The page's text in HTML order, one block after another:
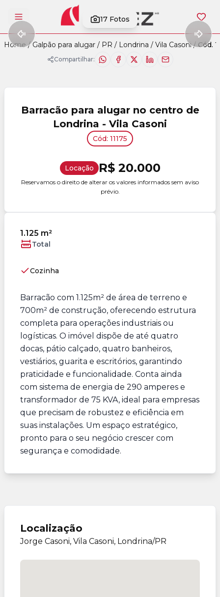
Abrir menu 17 Fotos
Home / Galpão para alugar / PR / Londrina / Vila Casoni / Cód.
Compartilhar:
Barracão para alugar no centro de
Londrina - Vila Casoni
Cód: 11175
Locação R$ 20.000
Reservamos o direito de alterar os valores informados sem aviso
prévio.
1.125 m²
Total
Cozinha
Barracão com 1.125m² de área de terreno e
700m² de construção, oferecendo estrutura
completa para operações industriais ou
logísticas. O imóvel dispõe de até quatro
docas, pátio calçado, quatro banheiros,
vestiários, guarita e escritórios, garantindo
praticidade e funcionalidade. Conta ainda
com sistema de energia de 290 amperes e
transformador de 75 KVA, ideal para empresas
que precisam de robustez e eficiência em
suas instalações. Um espaço estratégico,
pronto para o seu negócio crescer com
segurança e comodidade.
Localização
Jorge Casoni, Vila Casoni, Londrina/PR